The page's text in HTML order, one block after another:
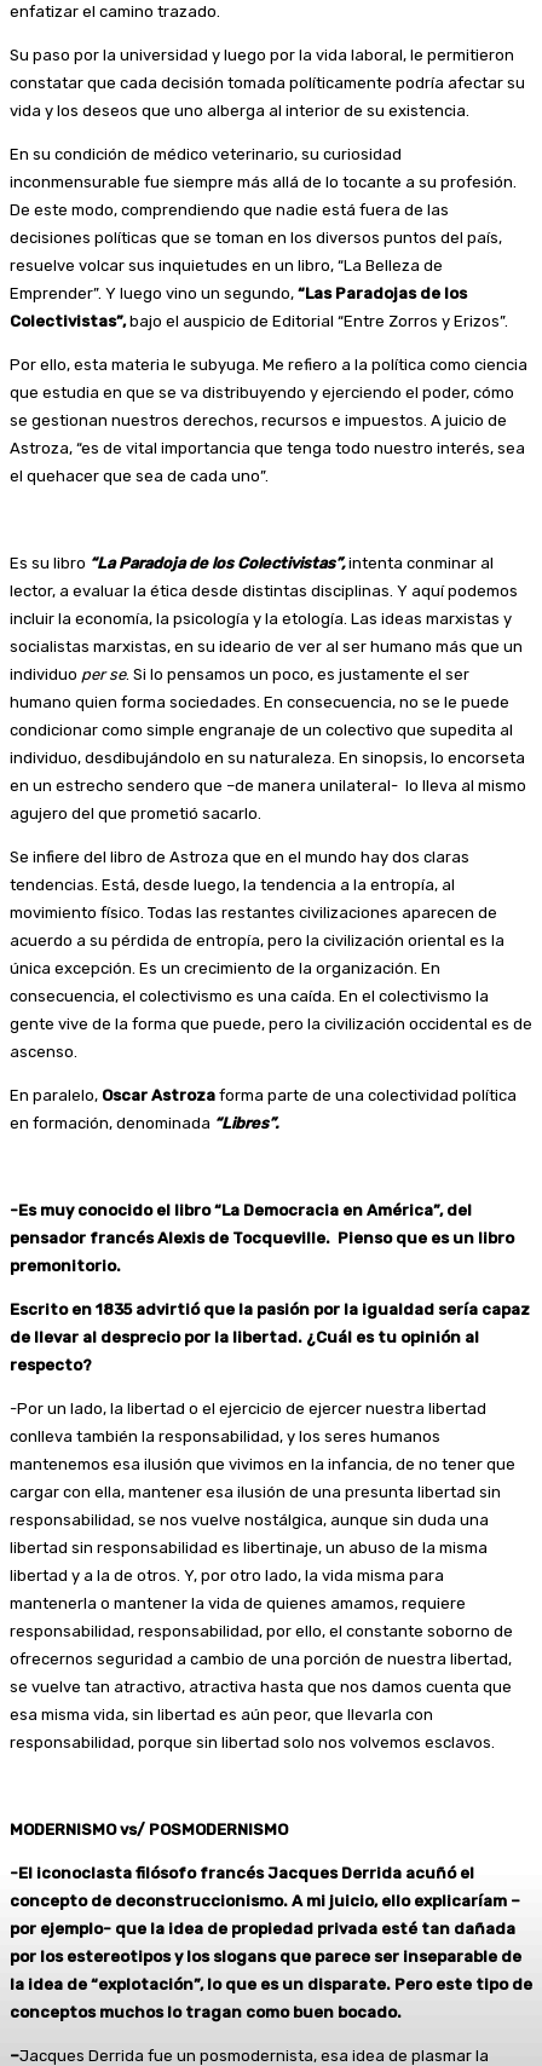
enfatizar el camino trazado.
Su paso por la universidad y luego por la vida laboral, le permitieron
constatar que cada decisión tomada políticamente podría afectar su
vida y los deseos que uno alberga al interior de su existencia.
En su condición de médico veterinario, su curiosidad
inconmensurable fue siempre más allá de lo tocante a su profesión.
De este modo, comprendiendo que nadie está fuera de las
decisiones políticas que se toman en los diversos puntos del país,
resuelve volcar sus inquietudes en un libro, “La Belleza de
Emprender”. Y luego vino un segundo, “Las Paradojas de los
Colectivistas”,bajo el auspicio de Editorial “Entre Zorros y Erizos”.
Por ello, esta materia le subyuga. Me refiero a la política como ciencia
que estudia en que se va distribuyendo y ejerciendo el poder, cómo
se gestionan nuestros derechos, recursos e impuestos. A juicio de
Astroza, “es de vital importancia que tenga todo nuestro interés, sea
el quehacer que sea de cada uno”.
Es su libro “La Paradoja de los Colectivistas”,intenta conminar al
lector, a evaluar la ética desde distintas disciplinas. Y aquí podemos
incluir la economía, la psicología y la etología. Las ideas marxistas y
socialistas marxistas, en su ideario de ver al ser humano más que un
individuo per se. Si lo pensamos un poco, es justamente el ser
humano quien forma sociedades. En consecuencia, no se le puede
condicionar como simple engranaje de un colectivo que supedita al
individuo, desdibujándolo en su naturaleza. En sinopsis, lo encorseta
en un estrecho sendero que –de manera unilateral- lo lleva al mismo
agujero del que prometió sacarlo.
Se infiere del libro de Astroza que en el mundo hay dos claras
tendencias. Está, desde luego, la tendencia a la entropía, al
movimiento físico. Todas las restantes civilizaciones aparecen de
acuerdo a su pérdida de entropía, pero la civilización oriental es la
única excepción. Es un crecimiento de la organización. En
consecuencia, el colectivismo es una caída. En el colectivismo la
gente vive de la forma que puede, pero la civilización occidental es de
ascenso.
En paralelo, Oscar Astroza forma parte de una colectividad política
en formación, denominada “Libres”.
-Es muy conocido el libro “La Democracia en América”, del
pensador francés Alexis de Tocqueville. Pienso que es un libro
premonitorio.
Escrito en 1835 advirtió que la pasión por la igualdad sería capaz
de llevar al desprecio por la libertad. ¿Cuál es tu opinión al
respecto?
-Por un lado, la libertad o el ejercicio de ejercer nuestra libertad
conlleva también la responsabilidad, y los seres humanos
mantenemos esa ilusión que vivimos en la infancia, de no tener que
cargar con ella, mantener esa ilusión de una presunta libertad sin
responsabilidad, se nos vuelve nostálgica, aunque sin duda una
libertad sin responsabilidad es libertinaje, un abuso de la misma
libertad y a la de otros. Y, por otro lado, la vida misma para
mantenerla o mantener la vida de quienes amamos, requiere
responsabilidad, responsabilidad, por ello, el constante soborno de
ofrecernos seguridad a cambio de una porción de nuestra libertad,
se vuelve tan atractivo, atractiva hasta que nos damos cuenta que
esa misma vida, sin libertad es aún peor, que llevarla con
responsabilidad, porque sin libertad solo nos volvemos esclavos.
MODERNISMO vs/ POSMODERNISMO
-El iconoclasta filósofo francésJacques Derrida acuñó el
concepto de deconstruccionismo. A mi juicio, ello explicaríam –
por ejemplo- que la idea de propiedad privada esté tan dañada
por los estereotipos y los slogans que parece ser inseparable de
la idea de “explotación”, lo que es un disparate. Pero este tipo de
conceptos muchos lo tragan como buen bocado.
–Jacques Derrida fue un posmodernista, esa idea de plasmar la